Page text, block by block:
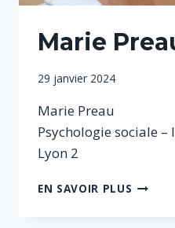
Marie
Par
29 janvier 2024
Marie Preau
Psychologie sociale
Lyon 2
EN SAVOIR PLUS MARIE